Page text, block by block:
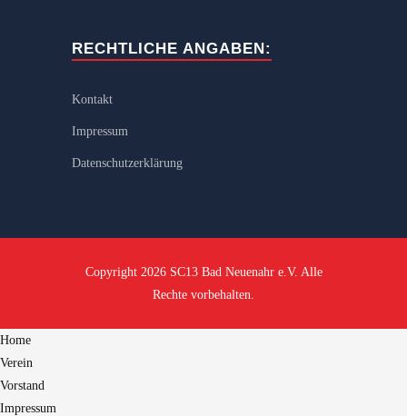
RECHTLICHE ANGABEN:
Kontakt
Impressum
Datenschutzerklärung
Copyright 2026 SC13 Bad Neuenahr e.V. Alle
Rechte vorbehalten.
Home
Verein
Vorstand
Impressum